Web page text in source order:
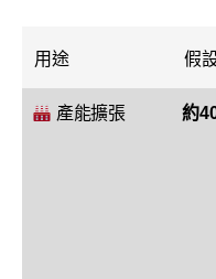
用途 假
產能擴張 約